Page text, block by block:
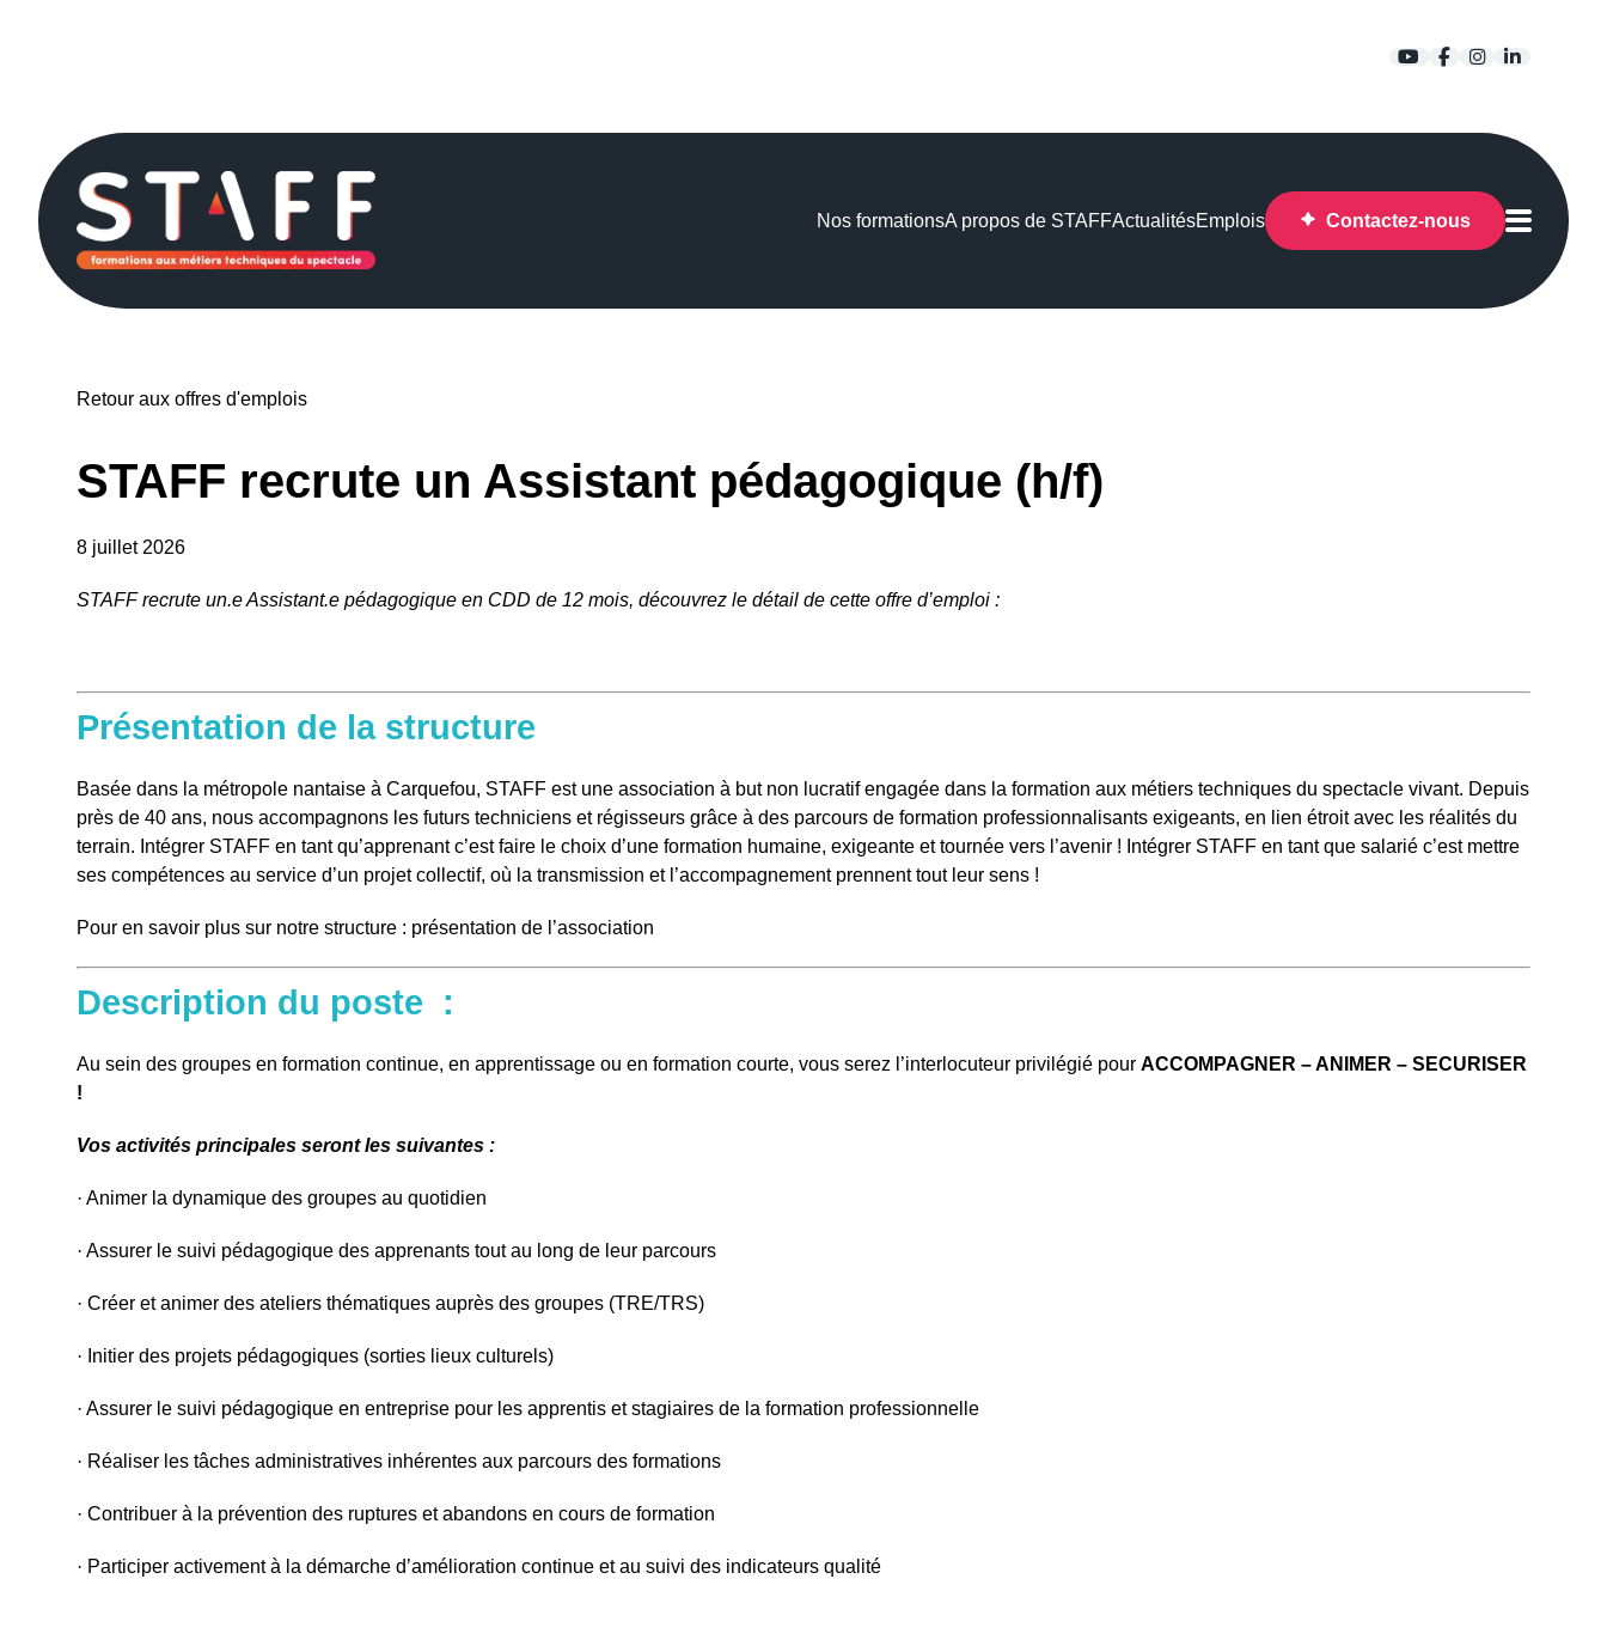
YouTube
Facebook
Instagram
LinkedIn
Nos formationsA propos de STAFFActualitésEmplois Contactez-nous
Retour aux offres d'emplois
STAFF recrute un Assistant pédagogique (h/f)
8 juillet 2026
STAFF recrute un.e Assistant.e pédagogique en CDD de 12 mois, découvrez le détail de cette offre d’emploi :
Présentation de la structure
Basée dans la métropole nantaise à Carquefou, STAFF est une association à but non lucratif engagée dans la formation aux métiers techniques du spectacle vivant. Depuis
près de 40 ans, nous accompagnons les futurs techniciens et régisseurs grâce à des parcours de formation professionnalisants exigeants, en lien étroit avec les réalités du
terrain. Intégrer STAFF en tant qu’apprenant c’est faire le choix d’une formation humaine, exigeante et tournée vers l’avenir ! Intégrer STAFF en tant que salarié c’est mettre
ses compétences au service d’un projet collectif, où la transmission et l’accompagnement prennent tout leur sens !
Pour en savoir plus sur notre structure : présentation de l’association
Description du poste :
Au sein des groupes en formation continue, en apprentissage ou en formation courte, vous serez l’interlocuteur privilégié pour ACCOMPAGNER – ANIMER – SECURISER
!
Vos activités principales seront les suivantes :
· Animer la dynamique des groupes au quotidien
· Assurer le suivi pédagogique des apprenants tout au long de leur parcours
· Créer et animer des ateliers thématiques auprès des groupes (TRE/TRS)
· Initier des projets pédagogiques (sorties lieux culturels)
· Assurer le suivi pédagogique en entreprise pour les apprentis et stagiaires de la formation professionnelle
· Réaliser les tâches administratives inhérentes aux parcours des formations
· Contribuer à la prévention des ruptures et abandons en cours de formation
· Participer activement à la démarche d’amélioration continue et au suivi des indicateurs qualité